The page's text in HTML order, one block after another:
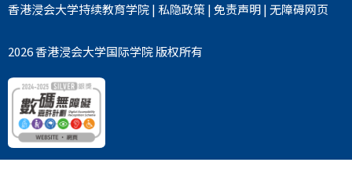
香港浸会大学持续教育学院| 私隐政策|免责声明|无障碍网页
2026 香港浸会大学国际学院 版权所有